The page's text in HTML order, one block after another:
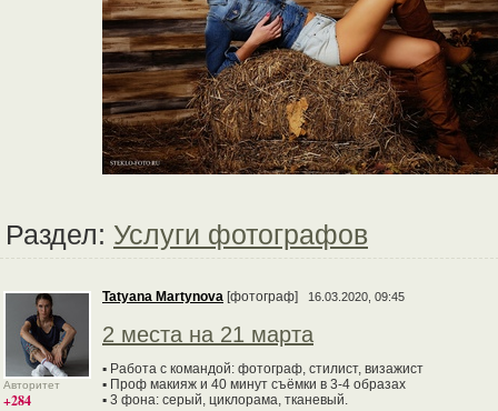
Раздел: Услуги фотографов
Авторитет
+284
Tatyana Martynova [фотограф] 16.03.2020, 09:45
2 места на 21 марта
▪ Работа с командой: фотограф, стилист, визажист
▪ Проф макияж и 40 минут съёмки в 3-4 образах
▪ 3 фона: серый, циклорама, тканевый.